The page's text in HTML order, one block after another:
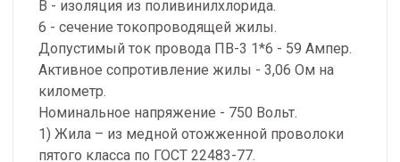
В - изоляция из поливинилхлорида.
6 - сечение токопроводящей жилы.
Допустимый ток провода ПВ-3 1*6 - 59 Ампер.
Активное сопротивление жилы - 3,06 Ом на
километр.
Номинальное напряжение - 750 Вольт.
1) Жила – из медной отожженной проволоки
пятого класса по ГОСТ 22483-77.